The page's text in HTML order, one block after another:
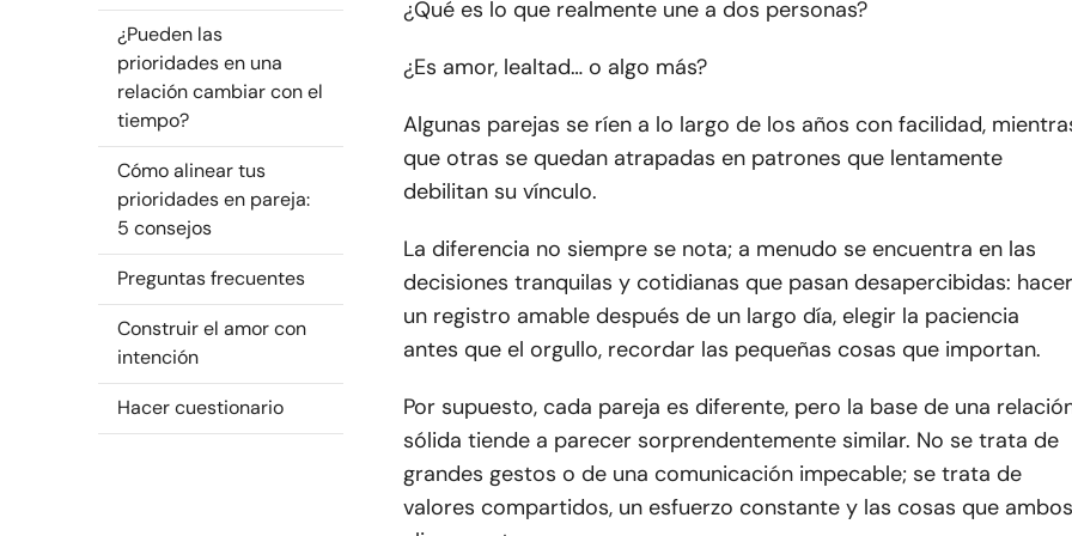
¿Pueden las
prioridades en una
relación cambiar con el
tiempo?
Cómo alinear tus
prioridades en pareja:
5 consejos
Preguntas frecuentes
Construir el amor con
intención
Hacer cuestionario
¿Qué es lo que realmente une a dos personas?
¿Es amor, lealtad… o algo más?
Algunas parejas se ríen a lo largo de los años con facilidad,
que otras se quedan atrapadas en patrones que lentamente
debilitan su vínculo.
La diferencia no siempre se nota; a menudo se encuentra en las
decisiones tranquilas y cotidianas que pasan desapercibidas: hacer
un registro amable después de un largo día, elegir la paciencia
antes que el orgullo, recordar las pequeñas cosas que importan.
Por supuesto, cada pareja es diferente, pero la base de una
sólida tiende a parecer sorprendentemente similar. No se trata de
grandes gestos o de una comunicación impecable; se trata de
valores compartidos, un esfuerzo constante y las cosas que ambos